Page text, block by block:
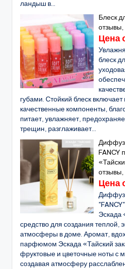
ландыш в...
Блеск
Цена
блеск
губами. Стойкий блеск
качественные компоненты,
питает, увлажняет,
трещин, разглаживает...
FANCY
Цена
Эскада
средство для создания теплой,
атмосферы в доме. Аромат,
парфюмом Эскада «Тайский
фруктовые и цветочные ноты с
создавая атмосферу